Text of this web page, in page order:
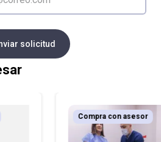
solicitud
Compra con asesor